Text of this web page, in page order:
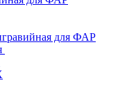
для ФАР